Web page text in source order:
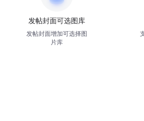
发帖封面可选图库
发帖封面增加可选择图
片库